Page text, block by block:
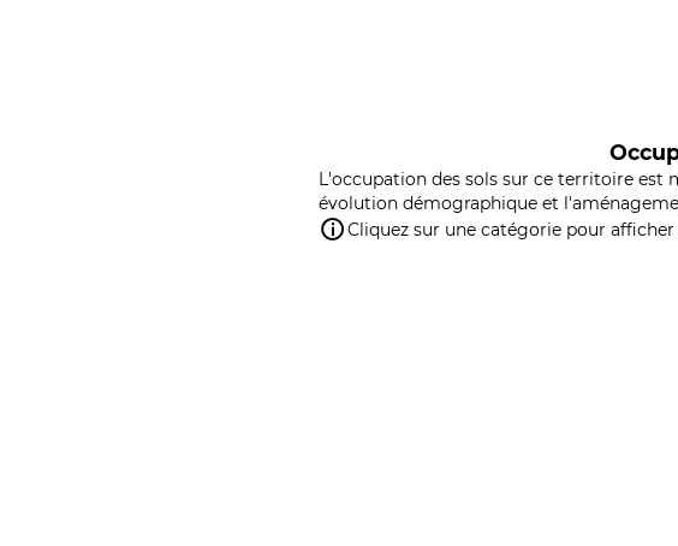
L'occupation des sols sur ce territoire est
évolution démographique et
Cliquez sur une catégorie pour